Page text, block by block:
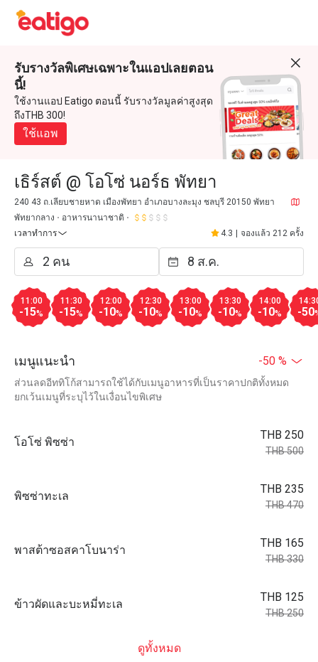
รับรางวัลพิเศษเฉพาะในแอปเลยตอน
นี้!
ใช้งานแอป Eatigo ตอนนี้ รับรางวัลมูลค่าสูงสุด
ถึงTHB 300!
ใช้แอพ
เธิร์สต์ @ โอโซ่ นอร์ธ พัทยา
240 43 ถ.เลียบชายหาด เมืองพัทยา อำเภอบางละมุง ชลบุรี 20150 พัทยา
พัทยากลาง
อาหารนานาชาติ
เวลาทำการ
4.3 จองแล้ว 212 ครั้ง
11:00
-15%
11:30
-15%
12:00
-10%
12:30
-10%
13:00
-10%
13:30
-10%
14:00
-10% -50
เมนูแนะนำ -50 %
ส่วนลดอีททิโก้สามารถใช้ได้กับเมนูอาหารที่เป็นราคาปกติทั้งหมด
ยกเว้นเมนูที่ระบุไว้ในเงื่อนไขพิเศษ
โอโซ่ พิซซ่า
THB 250
THB 500
พิซซ่าทะเล
THB 235
THB 470
พาสต้าซอสคาโบนาร่า
THB 165
THB 330
ข้าวผัดและบะหมี่ทะเล
THB 125
THB 250
ดูทั้งหมด